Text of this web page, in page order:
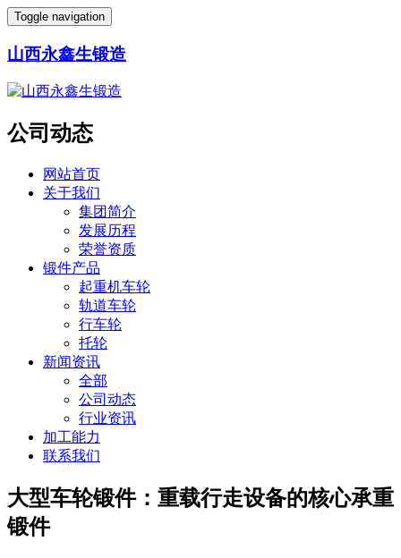
Toggle navigation
山西永鑫生锻造
公司动态
网站首页
关于我们
集团简介
发展历程
荣誉资质
锻件产品
起重机车轮
轨道车轮
行车轮
托轮
新闻资讯
全部
公司动态
行业资讯
加工能力
联系我们
大型车轮锻件：重载行走设备的核心承重
锻件